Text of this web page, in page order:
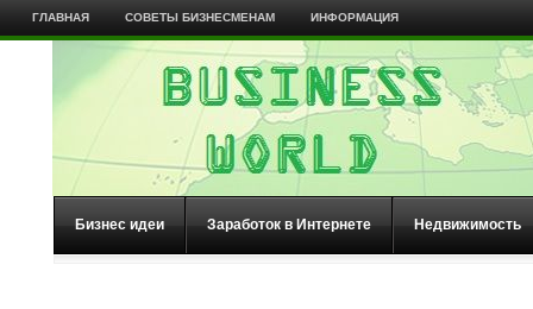
ГЛАВНАЯ СОВЕТЫ БИЗНЕСМЕНАМ ИНФОРМАЦИЯ
Бизнес идеи Заработок в Интернете Недвижимость